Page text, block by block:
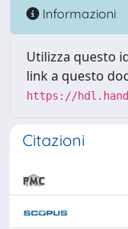
Informazioni
Utilizza questo
link a questo
https://
Citazioni